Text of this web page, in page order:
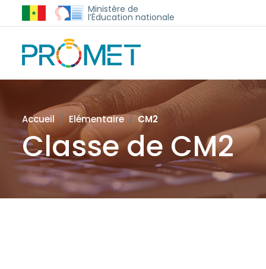
Ministère de
l’Éducation nationale
Accueil Elémentaire CM2
Classe de CM2